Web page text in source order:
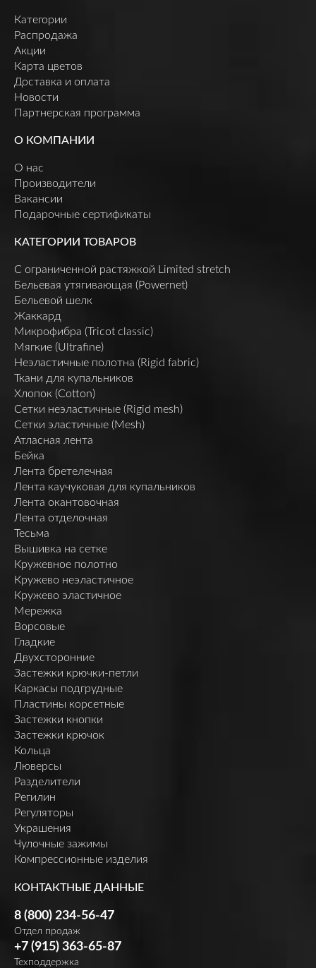
Категории
Распродажа
Акции
Карта цветов
Доставка и оплата
Новости
Партнерская программа
О КОМПАНИИ
О нас
Производители
Вакансии
Подарочные сертификаты
КАТЕГОРИИ ТОВАРОВ
C ограниченной растяжкой Limited stretch
Бельевая утягивающая (Powernet)
Бельевой шелк
Жаккард
Микрофибра (Tricot classic)
Мягкие (Ultrafine)
Неэластичные полотна (Rigid fabric)
Ткани для купальников
Хлопок (Cotton)
Сетки неэластичные (Rigid mesh)
Сетки эластичные (Mesh)
Атласная лента
Бейка
Лента бретелечная
Лента каучуковая для купальников
Лента окантовочная
Лента отделочная
Тесьма
Вышивка на сетке
Кружевное полотно
Кружево неэластичное
Кружево эластичное
Мережка
Ворсовые
Гладкие
Двухсторонние
Застежки крючки-петли
Каркасы подгрудные
Пластины корсетные
Застежки кнопки
Застежки крючок
Кольца
Люверсы
Разделители
Регилин
Регуляторы
Украшения
Чулочные зажимы
Компрессионные изделия
КОНТАКТНЫЕ ДАННЫЕ
8 (800) 234-56-47
Отдел продаж
+7 (915) 363-65-87
Техподдержка